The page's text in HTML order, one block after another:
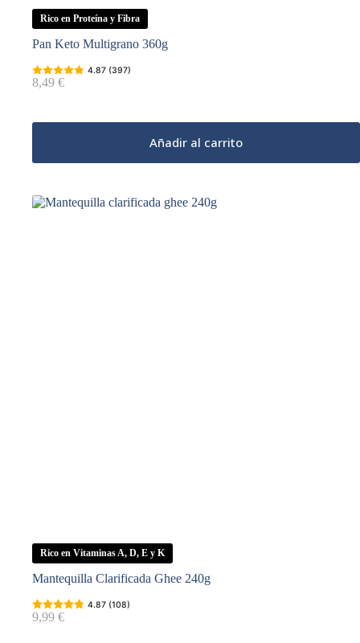
Rico en Proteína y Fibra
Pan Keto Multigrano 360g
4.87 (397)
8,49 €
Añadir al carrito
Rico en Vitaminas A, D, E y K
Mantequilla Clarificada Ghee 240g
4.87 (108)
9,99 €